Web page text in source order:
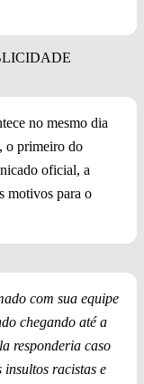
no mesmo dia
, o primeiro do
oficial, a
motivos para o
com sua equipe
chegando até a
responderia caso
insultos racistas e